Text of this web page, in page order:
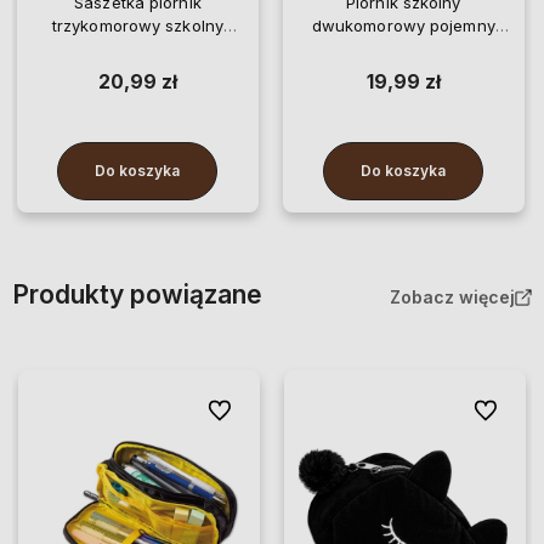
trzykomorowy szkolny
maskotka Kapibara
20,99 zł
Do koszyka
dwukomorowy pojemny
rozkładany
19,99 zł
Do koszyka
Produkty powiązane Zobacz więcej
Do ulubionych Do